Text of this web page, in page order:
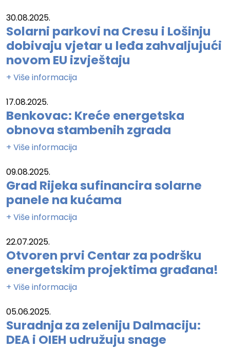
30.08.2025.
Solarni parkovi na Cresu i Lošinju
dobivaju vjetar u leđa zahvaljujući
novom EU izvještaju
+ Više informacija
17.08.2025.
Benkovac: Kreće energetska
obnova stambenih zgrada
+ Više informacija
09.08.2025.
Grad Rijeka sufinancira solarne
panele na kućama
+ Više informacija
22.07.2025.
Otvoren prvi Centar za podršku
energetskim projektima građana!
+ Više informacija
05.06.2025.
Suradnja za zeleniju Dalmaciju:
DEA i OIEH udružuju snage